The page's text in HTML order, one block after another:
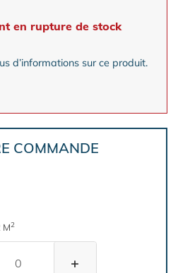
en rupture de stock
d’informations sur ce produit.
COMMANDE
M2
+